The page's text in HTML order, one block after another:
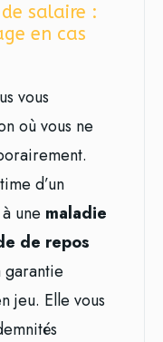
salaire :
en cas
vous
où vous ne
d’un
une maladie
de repos
garantie
jeu. Elle vous